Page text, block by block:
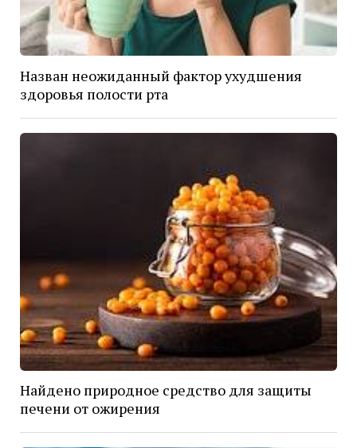
Назван неожиданный фактор ухудшения
здоровья полости рта
Найдено природное средство для защиты
печени от ожирения